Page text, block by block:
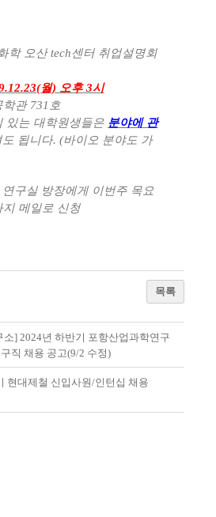
학 오산 tech센터 취업설명회
월) 오후 3시
관 731호
는 대학원생들은 분야에 관
됩니다. (바이오 분야도 가
구실 방장에게 이번주 목요
지 메일로 신청
목록
소] 2024년 하반기 포항산업과학연구
직 채용 공고(9/2 수정)
현대제철 신입사원/인턴십 채용